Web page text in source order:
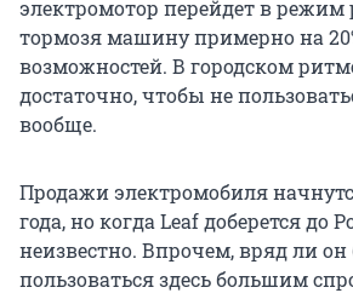
электромотор перейдет в режим
тормозя машину примерно на
возможностей. В городском
достаточно, чтобы не
вообще.
Продажи электромобиля
года, но когда Leaf доберется до
неизвестно. Впрочем, вряд ли он
пользоваться здесь большим